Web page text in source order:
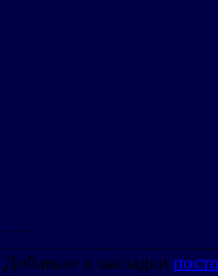
Добавьте в закладки